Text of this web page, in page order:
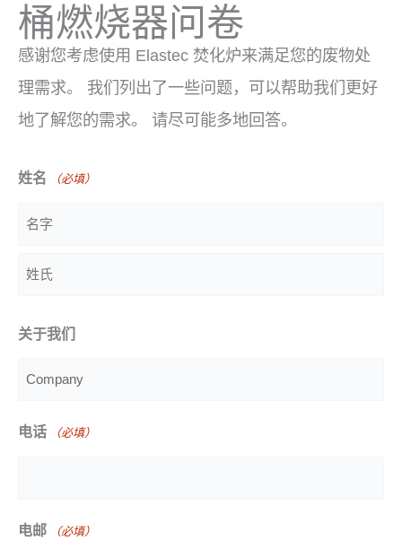
桶燃烧器问卷
感谢您考虑使用 Elastec 焚化炉来满足您的废物处
理需求。 我们列出了一些问题，可以帮助我们更好
地了解您的需求。 请尽可能多地回答。
姓名 （必填）
名
关于我们
电话 （必填）
电邮 （必填）